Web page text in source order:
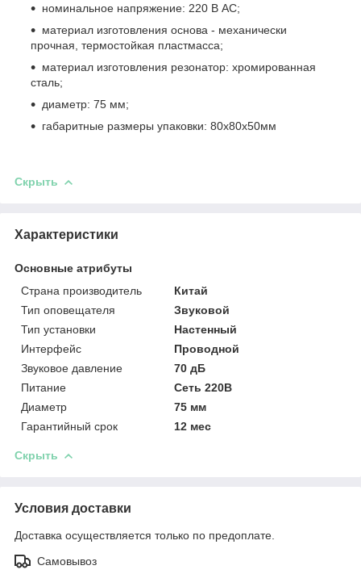
номинальное напряжение: 220 В АС;
материал изготовления основа - механически
прочная, термостойкая пластмасса;
материал изготовления резонатор: хромированная
сталь;
диаметр: 75 мм;
габаритные размеры упаковки: 80x80x50мм
Скрыть
Характеристики
Основные атрибуты
Страна производитель
Китай
Тип оповещателя
Звуковой
Тип установки
Настенный
Интерфейс
Проводной
Звуковое давление
70 дБ
Питание
Сеть 220В
Диаметр
75 мм
Гарантийный срок
12 мес
Скрыть
Условия доставки
Доставка осуществляется только по предоплате.
Самовывоз